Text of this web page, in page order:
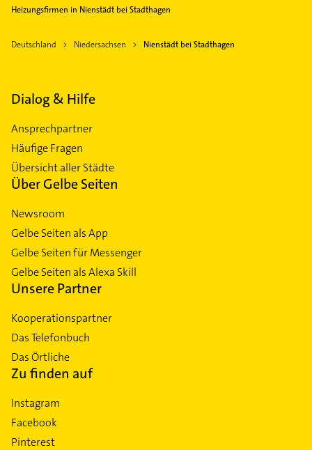
Heizungsfirmen in Nienstädt bei Stadthagen
Deutschland Niedersachsen Nienstädt bei Stadthagen
Dialog & Hilfe
Ansprechpartner
Häufige Fragen
Übersicht aller Städte
Über Gelbe Seiten
Newsroom
Gelbe Seiten als App
Gelbe Seiten für Messenger
Gelbe Seiten als Alexa Skill
Unsere Partner
Kooperationspartner
Das Telefonbuch
Das Örtliche
Zu finden auf
Instagram
Facebook
Pinterest